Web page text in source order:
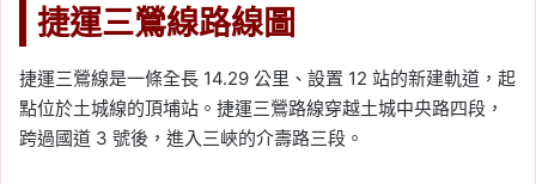
捷運三鶯線路線圖
捷運三鶯線是一條全長 14.29 公里、設置 12 站的新建軌道，起
點位於土城線的頂埔站。捷運三鶯路線穿越土城中央路四段，
跨過國道 3 號後，進入三峽的介壽路三段。